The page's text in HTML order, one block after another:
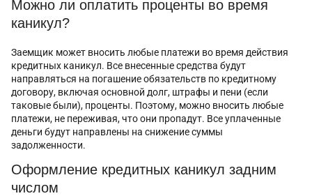
Можно ли оплатить проценты во время
каникул?
Заемщик может вносить любые платежи во время действия
кредитных каникул. Все внесенные средства будут
направляться на погашение обязательств по кредитному
договору, включая основной долг, штрафы и пени (если
таковые были), проценты. Поэтому, можно вносить любые
платежи, не переживая, что они пропадут. Все уплаченные
деньги будут направлены на снижение суммы
задолженности.
Оформление кредитных каникул задним
числом